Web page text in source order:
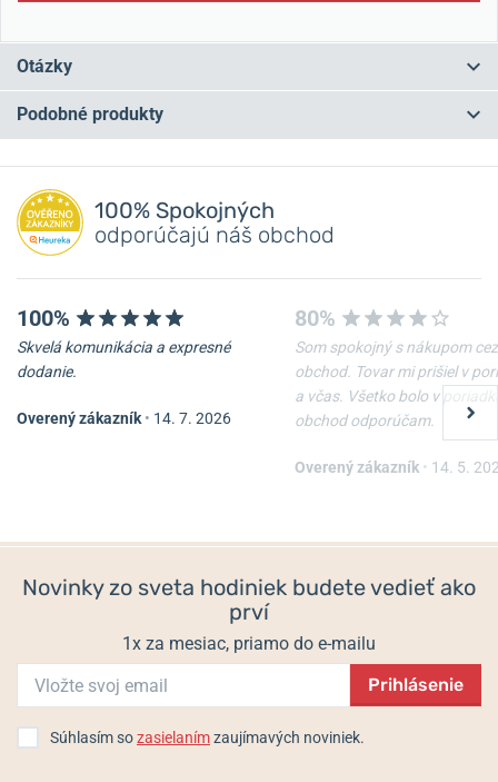
Otázky
Máte otázku? Zanechajte nám komentár
Pridať dotaz
Podobné produkty
Nôž Victorinox Waiter
19,80 €
-10%
Nôž Victorinox Spartan
29,70 €
100% Spokojných
odporúčajú náš obchod
100%
Skvelá komunikácia a expresné
dodanie.
Overený zákazník • 14. 7. 2026
80%
Som spokojný s nákupom cez
obchod. Tovar mi prišiel v
a včas. Všetko bolo v
obchod odporúčam.
Overený zákazník • 14. 5.
Novinky zo sveta hodiniek budete vedieť ako
prví
1x za mesiac, priamo do e-mailu
Prihlásenie
Súhlasím sozasielanímzaujímavých noviniek.